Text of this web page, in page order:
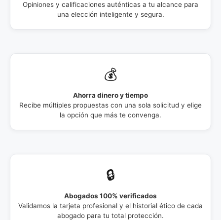
Opiniones y calificaciones auténticas a tu alcance para
una elección inteligente y segura.
💰
Ahorra dinero y tiempo
Recibe múltiples propuestas con una sola solicitud y elige
la opción que más te convenga.
🔒
Abogados 100% verificados
Validamos la tarjeta profesional y el historial ético de cada
abogado para tu total protección.